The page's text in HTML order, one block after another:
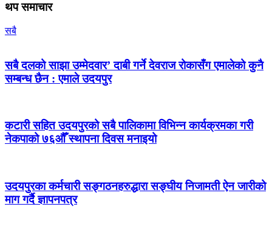
थप समाचार
सबै
सबै दलको साझा उम्मेदवार’ दाबी गर्ने देवराज रोकासँग एमालेको कुनै
सम्बन्ध छैन : एमाले उदयपुर
कटारी सहित उदयपुरको सबै पालिकामा विभिन्न कार्यक्रमका गरी
नेकपाको ७६औँ स्थापना दिवस मनाइयो
उदयपुरका कर्मचारी सङ्गठनहरुद्धारा सङ्घीय निजामती ऐन जारीको
माग गर्दै ज्ञापनपत्र